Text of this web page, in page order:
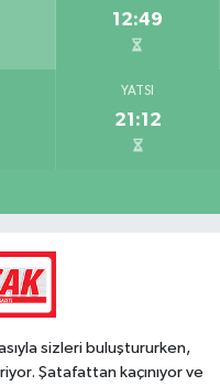
12:49
YATSI
21:12
sizleri buluştururken,
Şatafattan kaçınıyor ve